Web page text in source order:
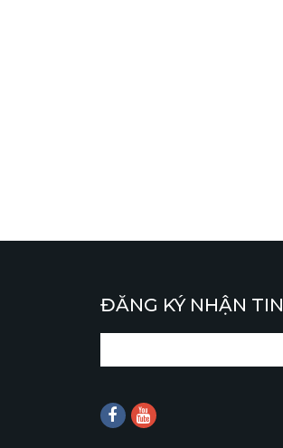
ĐĂNG KÝ NHẬN TIN